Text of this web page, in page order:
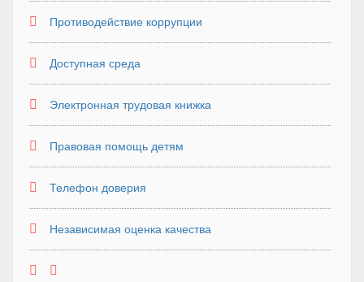
Противодействие коррупции
Доступная среда
Электронная трудовая книжка
Правовая помощь детям
Телефон доверия
Независимая оценка качества